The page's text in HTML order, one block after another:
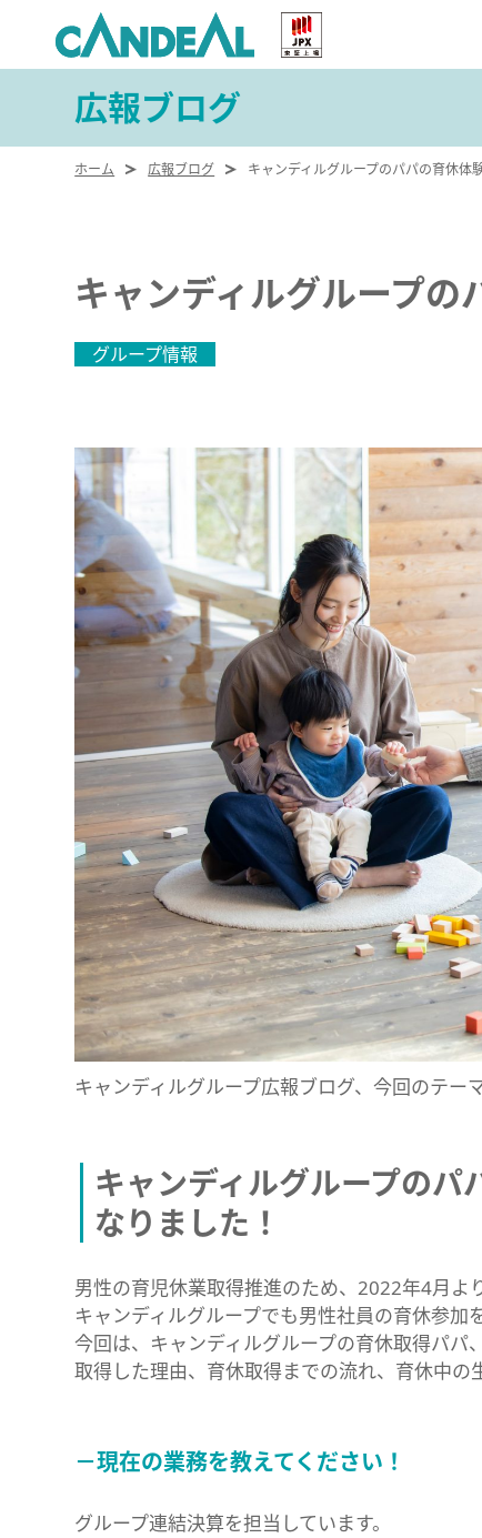
広報ブログ
ホーム 広報ブログ キャンディルグループのパパの育休
キャンディルグループ
グループ情報
キャンディルグループ広報ブログ、今回のテー
キャンディルグループのパ
なりました！
男性の育児休業取得推進のため、2022年4月よ
キャンディルグループでも男性社員の育休参加
今回は、キャンディルグループの育休取得パ
取得した理由、育休取得までの流れ、育休中の
－現在の業務を教えてください！
グループ連結決算を担当しています。